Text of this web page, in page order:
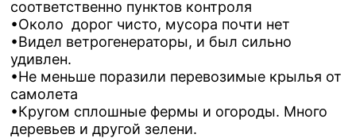
соответственно пунктов контроля
•Около дорог чисто, мусора почти нет
•Видел ветрогенераторы, и был сильно
удивлен.
•Не меньше поразили перевозимые крылья от
самолета
•Кругом сплошные фермы и огороды. Много
деревьев и другой зелени.